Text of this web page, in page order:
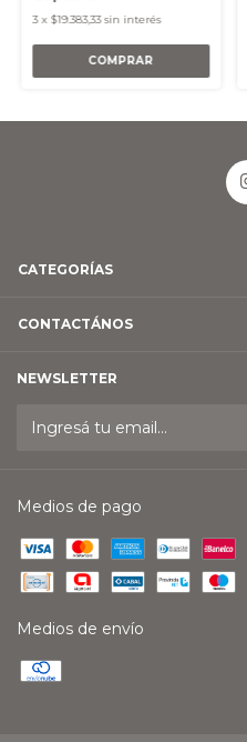
3 x $19.383,33 sin interés
CATEGORÍAS
CONTACTÁNOS
NEWSLETTER
Medios de pago
Medios de envío